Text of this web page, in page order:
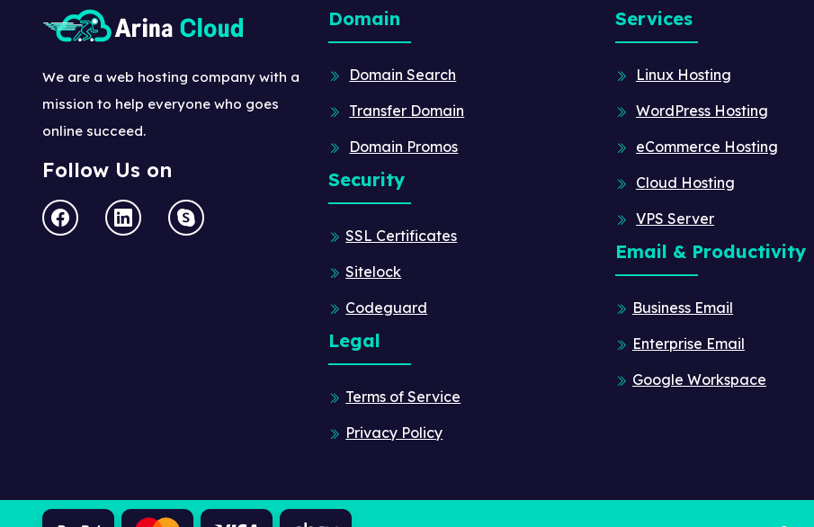
We are a web hosting company with a
mission to help everyone who goes
online succeed.
Follow Us on
Domain
Domain Search
Transfer Domain
Domain Promos
Security
SSL Certificates
Sitelock
Codeguard
Legal
Terms of Service
Privacy Policy
Services
Linux Hosting
WordPress Hosting
eCommerce Hosting
Cloud Hosting
VPS Server
Email & Productivity
Business Email
Enterprise Email
Google Workspace